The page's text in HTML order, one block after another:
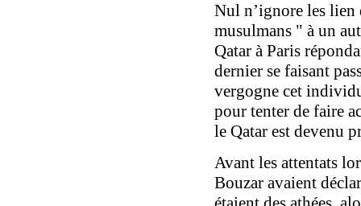
Nul n’ignore les
musulmans " à un
Qatar à Paris
dernier se faisant
vergogne cet
pour tenter de faire
le Qatar est devenu
Avant les attentats
Bouzar avaient